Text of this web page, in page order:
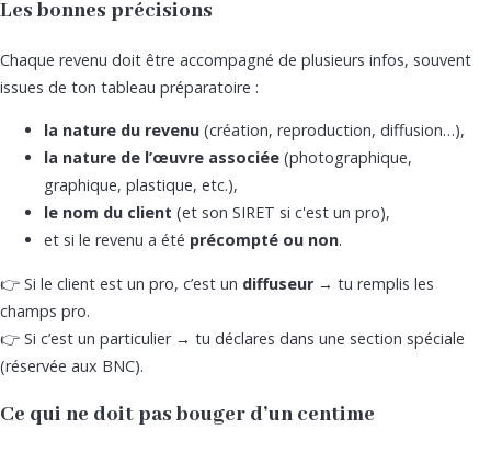
Les bonnes précisions
Chaque revenu doit être accompagné de plusieurs infos, souvent
issues de ton tableau préparatoire :
la nature du revenu (création, reproduction, diffusion…),
la nature de l’œuvre associée (photographique,
graphique, plastique, etc.),
le nom du client (et son SIRET si c'est un pro),
et si le revenu a été précompté ou non.
👉 Si le client est un pro, c’est un diffuseur → tu remplis les
champs pro.
👉 Si c’est un particulier → tu déclares dans une section spéciale
(réservée aux BNC).
Ce qui ne doit pas bouger d’un centime